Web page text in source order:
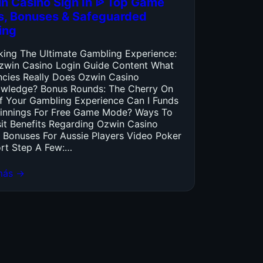
Bonuses & Safeguarded
The Ultimate Gambling Experience:
Casino Login Guide Content What
Really Does Ozwin Casino
Bonus Rounds: The Cherry On
Your Gambling Experience Can I Funds
For Free Game Mode? Ways To
Benefits Regarding Ozwin Casino
For Aussie Players Video Poker
Step A Few:…
→